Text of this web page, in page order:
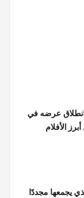
انطلاق عرضه في
الأفلام
يجمعها مجددًا